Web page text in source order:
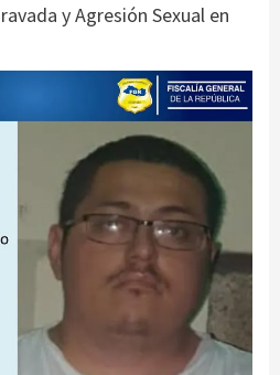
y Agresión Sexual en